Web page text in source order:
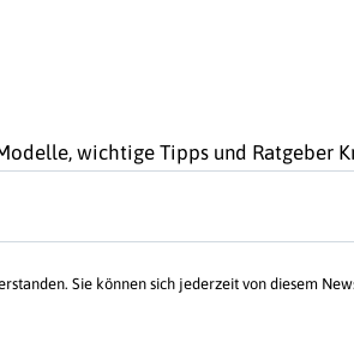
wichtige Tipps und Ratgeber
Sie können sich jederzeit von diesem